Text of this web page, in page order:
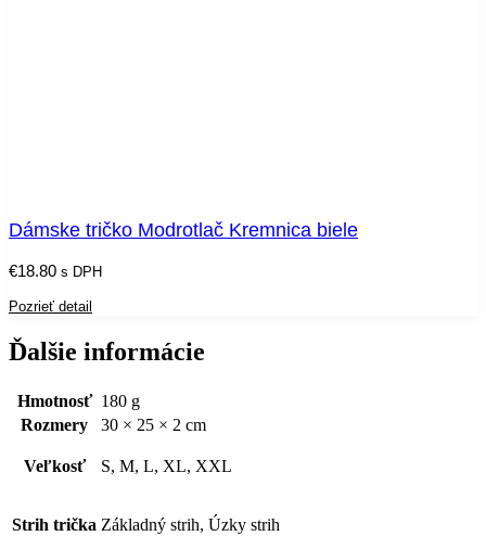
Dámske tričko Modrotlač Kremnica biele
€18.80 s DPH
Pozrieť detail
Ďalšie informácie
Hmotnosť 180 g
Rozmery
30 × 25 × 2 cm
Veľkosť S, M, L, XL, XXL
Strih trička Základný strih, Úzky strih